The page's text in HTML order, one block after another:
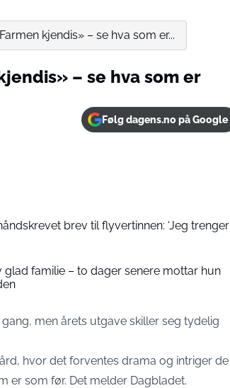
kjendis» – se hva som er...
– se hva som er
Følg dagens.no på Google
brev til flyvertinnen: ‘Jeg trenger
glad familie – to dager senere mottar hun
men årets utgave skiller seg tydelig
hvor det forventes drama og intriger de
er som før. Det melder Dagbladet.